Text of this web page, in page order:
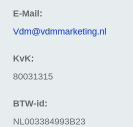
E-Mail:
Vdm@vdmmarketing.nl
KvK:
80031315
BTW-id:
NL003384993B23